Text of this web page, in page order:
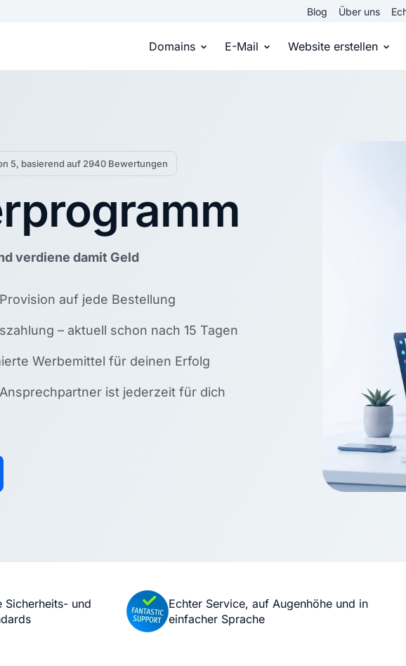
Blog Über uns
Domains
Erstelle schnell gute Domains
.de Domain .com Domain
.mobile Domain
E-Mail Website erstellen
Eigene
Bringe
Website
Unser
5, basierend auf 2940 Bewertungen
verdiene damit Geld
auf jede Bestellung
– aktuell schon nach 15 Tagen
Werbemittel für deinen Erfolg
ist jederzeit für dich
Sicherheits- und
Echter Service, auf Augenhöhe und in
einfacher Sprache